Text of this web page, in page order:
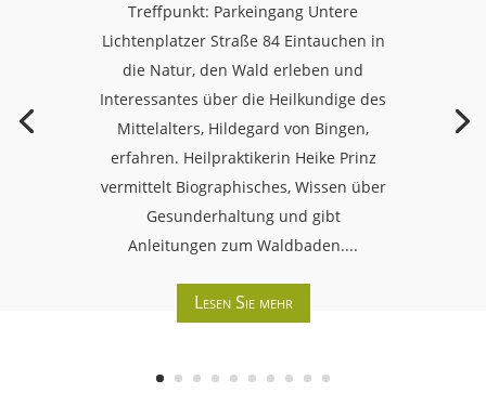
Treffpunkt: Parkeingang Untere
Lichtenplatzer Straße 84 Eintauchen in
die Natur, den Wald erleben und
Interessantes über die Heilkundige des
Mittelalters, Hildegard von Bingen,
erfahren. Heilpraktikerin Heike Prinz
vermittelt Biographisches, Wissen über
Gesunderhaltung und gibt
Anleitungen zum Waldbaden....
Lesen Sie mehr